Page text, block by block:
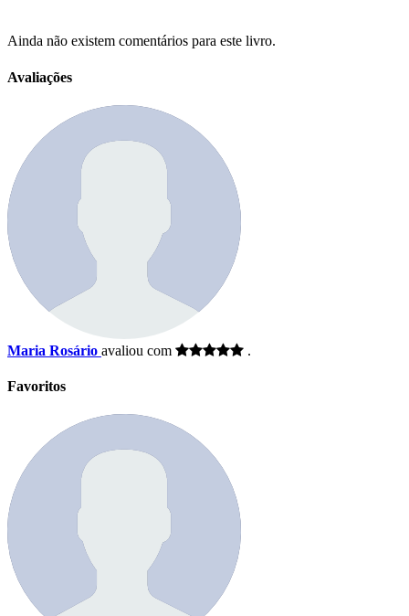
Ainda não existem comentários para este livro.
Avaliações
Maria Rosário avaliou com .
Favoritos